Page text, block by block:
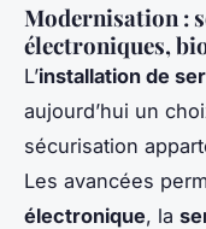
Modernisation :
électroniques,
L’installation de
aujourd’hui un
sécurisation
Les avancées
électronique, la